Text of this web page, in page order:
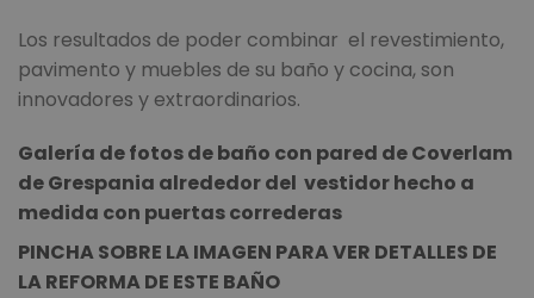
Los resultados de poder combinar el revestimiento,
pavimento y muebles de su baño y cocina, son
innovadores y extraordinarios.
Galería de fotos de baño con pared de Coverlam
de Grespania alrededor del vestidor hecho a
medida con puertas correderas
PINCHA SOBRE LA IMAGEN PARA VER DETALLES DE
LA REFORMA DE ESTE BAÑO